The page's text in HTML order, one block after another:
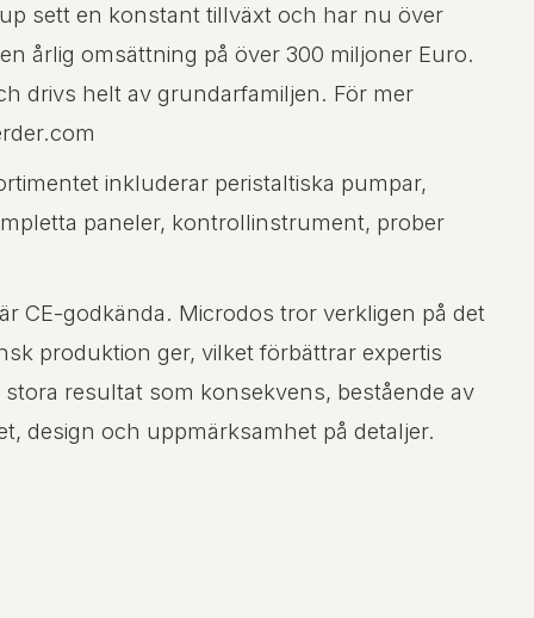
sett en konstant tillväxt och har nu över
årlig omsättning på över 300 miljoner Euro.
drivs helt av grundarfamiljen. För mer
inkluderar peristaltiska pumpar,
paneler, kontrollinstrument, prober
CE-godkända. Microdos tror verkligen på det
produktion ger, vilket förbättrar expertis
resultat som konsekvens, bestående av
design och uppmärksamhet på detaljer.